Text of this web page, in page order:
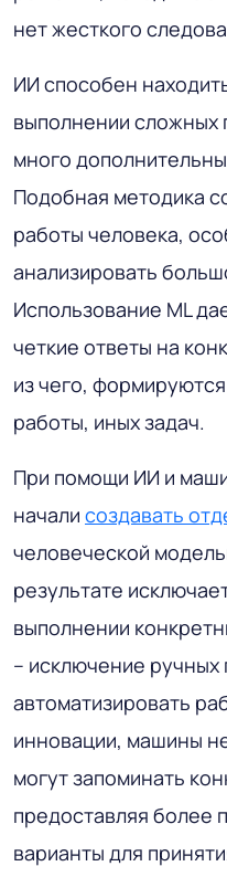
нет жесткого
ИИ способен
выполнении сложных
много
Подобная методика
работы человека,
анализировать
Использование ML
четкие ответы на
из чего,
работы, иных задач.
При помощи ИИ и
начали создавать
человеческой
результате
выполнении
– исключение
автоматизировать
инновации, машины
могут запоминать
предоставляя более
варианты для